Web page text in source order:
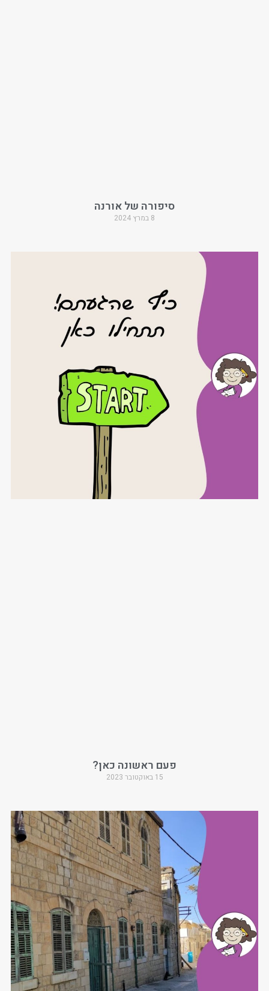
סיפורה של אורנה
8 במרץ 2024
פעם ראשונה כאן?
15 באוקטובר 2023